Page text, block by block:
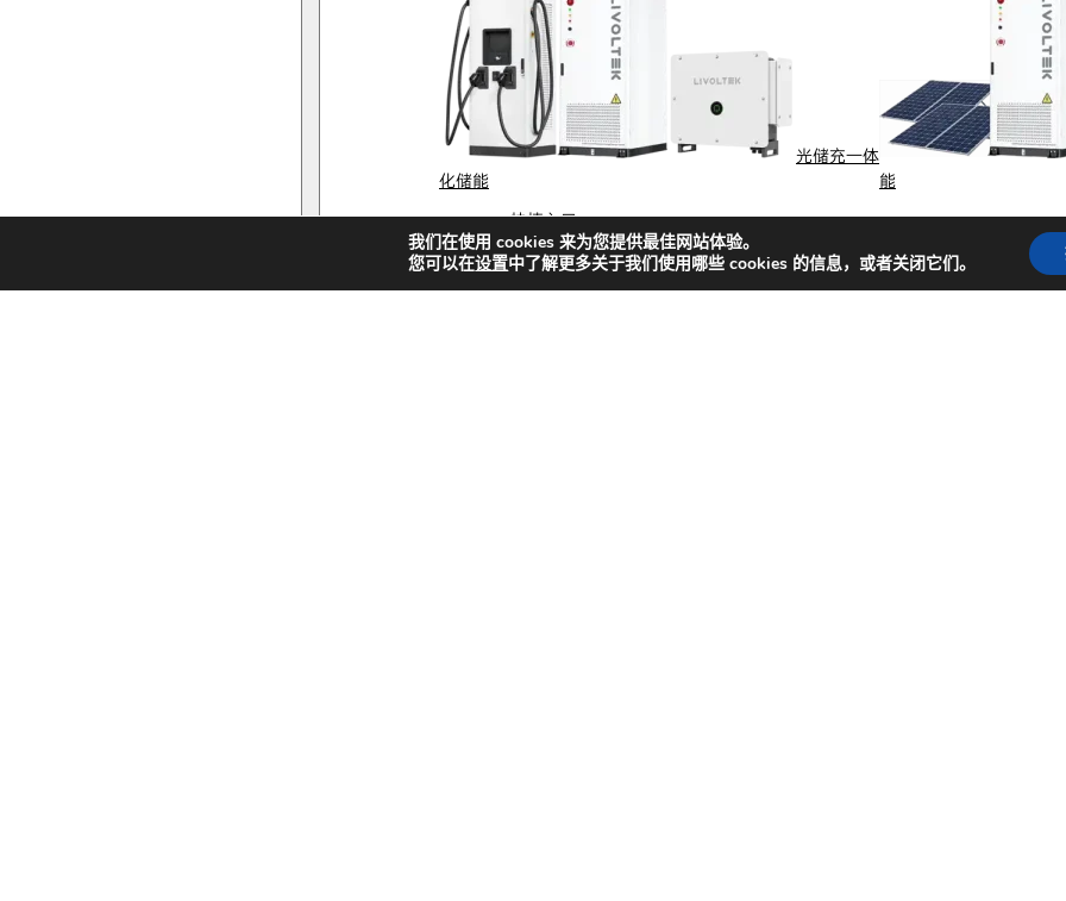
光储充一体
化储能
能
快捷入口
新闻成功案例商务合作
我们在使用 cookies 来为您提供最佳网站体验。
您可以在设置中了解更多关于我们使用哪些 cookies 的信息，或者关闭它们。